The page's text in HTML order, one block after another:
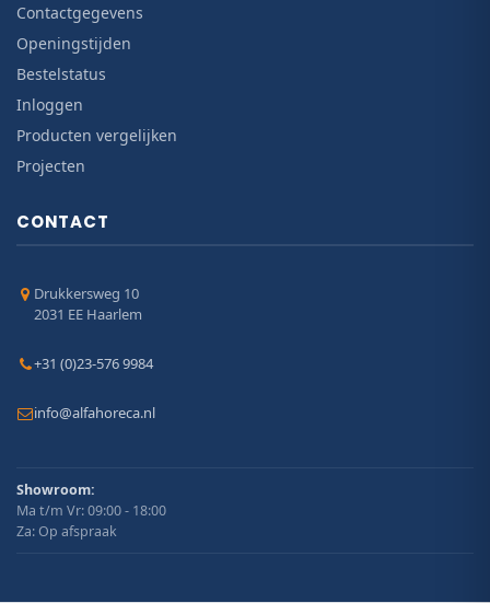
Contactgegevens
Openingstijden
Bestelstatus
Inloggen
Producten vergelijken
Projecten
CONTACT
Drukkersweg 10
2031 EE Haarlem
+31 (0)23-576 9984
info@alfahoreca.nl
Showroom:
Ma t/m Vr: 09:00 - 18:00
Za: Op afspraak